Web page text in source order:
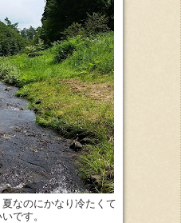
なのにかなり冷たくて
です。